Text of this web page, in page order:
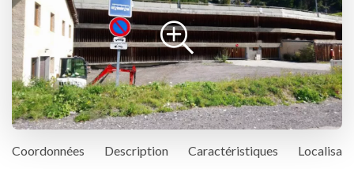
Coordonnées Description Caractéristiques